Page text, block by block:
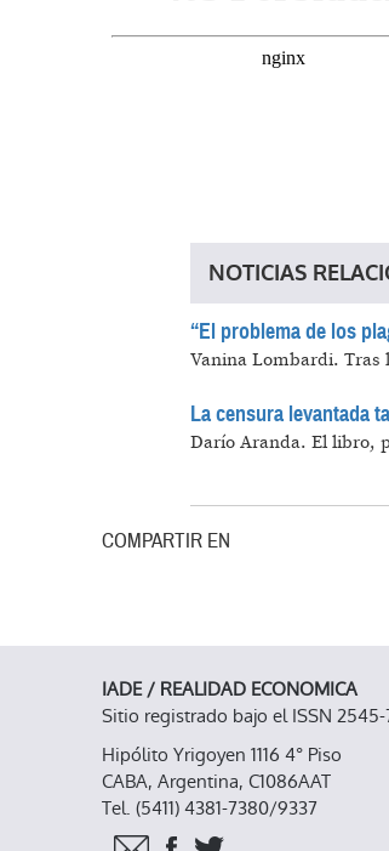
NOTICIAS
“El problema de los
Vanina Lombardi. Tras
La censura levantada
Darío Aranda. El libro,
COMPARTIR EN
IADE / REALIDAD ECONOMICA
Sitio registrado bajo el ISSN
Hipólito Yrigoyen 1116 4° Piso
CABA, Argentina, C1086AAT
Tel. (5411) 4381-7380/9337